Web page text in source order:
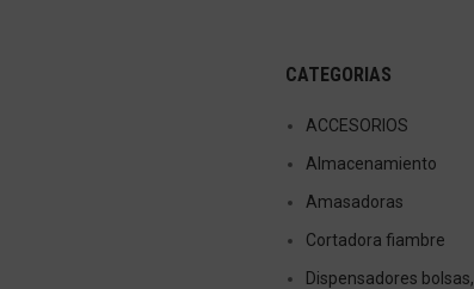
CATEGORIAS
ACCESORIOS
Almacenamiento
Amasadoras
Cortadora fiambre
Dispensadores bolsas,